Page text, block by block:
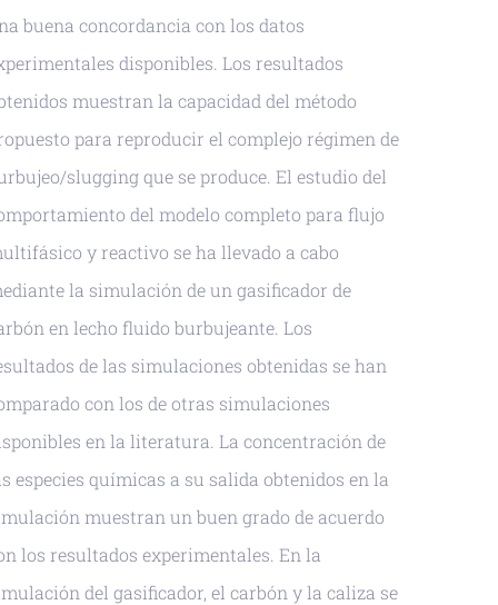
buena concordancia con los datos
disponibles. Los resultados
muestran la capacidad del método
para reproducir el complejo régimen de
slugging que se produce. El estudio del
del modelo completo para flujo
y reactivo se ha llevado a cabo
la simulación de un gasificador de
en lecho fluido burbujeante. Los
de las simulaciones obtenidas se han
con los de otras simulaciones
en la literatura. La concentración de
especies químicas a su salida obtenidos en la
muestran un buen grado de acuerdo
los resultados experimentales. En la
del gasificador, el carbón y la caliza se